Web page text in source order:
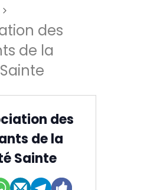
des
de la
des
de la
Sainte